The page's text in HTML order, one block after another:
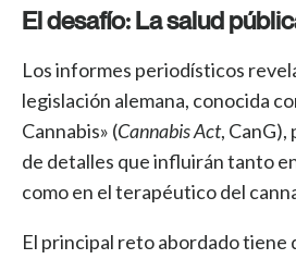
El desafío: La salud
Los informes periodísticos
legislación alemana, conocida
Cannabis» (Cannabis Act, CanG),
de detalles que influirán tanto
como en el terapéutico del
El principal reto abordado tiene